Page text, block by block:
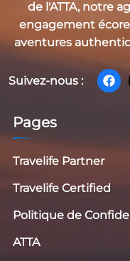
de l'ATTA, notre
engagement
aventures
Suivez-nous :
Pages
Travelife Partner
Travelife Certified
Politique de
ATTA